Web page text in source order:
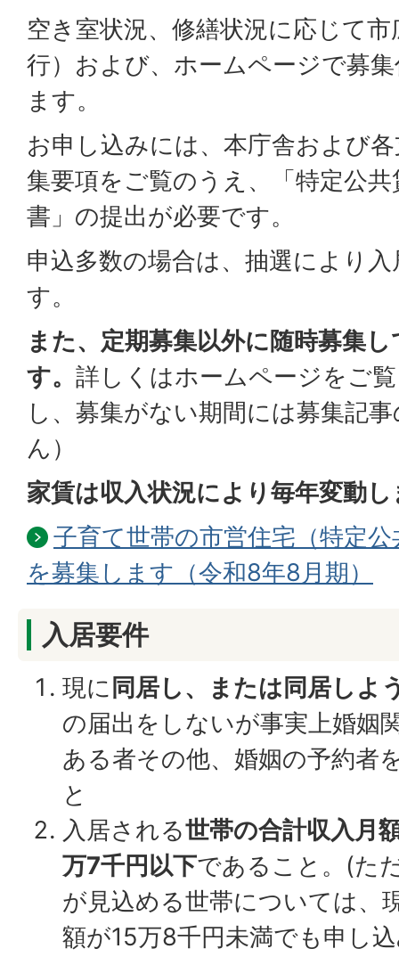
空き室状況、修繕状況に応じて
行）および、ホームページで募
ます。
お申し込みには、本庁舎および
集要項をご覧のうえ、「特定公
書」の提出が必要です。
申込多数の場合は、抽選により
す。
また、定期募集以外に随時募集
す。 詳しくはホームページをご
し、募集がない期間には募集記
ん）
家賃は収入状況により毎年変動
子育て世帯の市営住宅（特定
を募集します（令和8年8月期）
入居要件
現に 同居し、または同居しよ
の届出をしないが事実上婚姻
ある者その他、婚姻の予約者
と
入居される世帯の合計収入月
万7千円以下であること。(た
が見込める世帯については、
額が15万8千円未満でも申し